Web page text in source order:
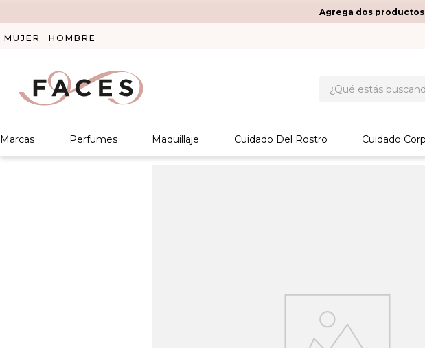
Agrega dos
MUJER HOMBRE
Marcas Perfumes Maquillaje Cuidado Del Rostro Cuidado